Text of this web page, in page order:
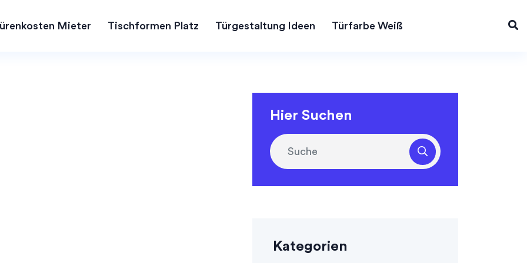
Mieter Tischformen Platz Türgestaltung Ideen Türfarbe Weiß
Hier Suchen
Kategorien